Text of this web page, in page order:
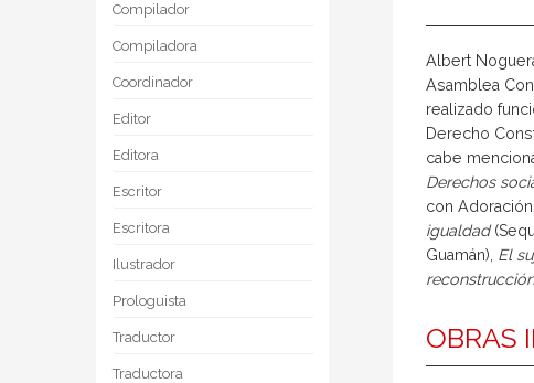
Compilador
Compiladora
Coordinador
Editor
Editora
Escritor
Escritora
Ilustrador
Prologuista
Traductor
Traductora
Albert
Asamblea
realizado
Derecho
cabe
Derechos
con Adoración
igualdad
Guamán), El
OBRAS